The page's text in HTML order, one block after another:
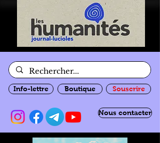
Info-lettre Boutique Souscrire
Nous contacter